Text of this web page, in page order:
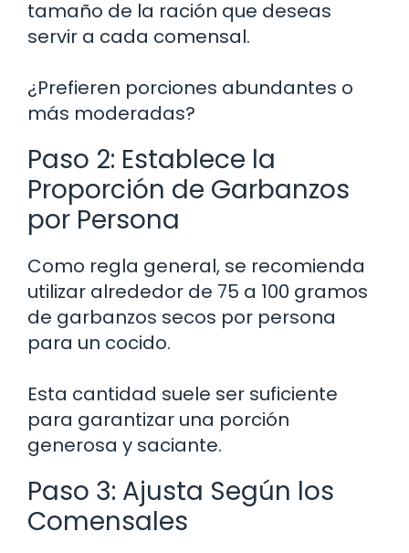
tamaño de la ración que deseas
servir a cada comensal.
¿Prefieren porciones abundantes o
más moderadas?
Paso 2: Establece la
Proporción de Garbanzos
por Persona
Como regla general, se recomienda
utilizar alrededor de 75 a 100 gramos
de garbanzos secos por persona
para un cocido.
Esta cantidad suele ser suficiente
para garantizar una porción
generosa y saciante.
Paso 3: Ajusta Según los
Comensales